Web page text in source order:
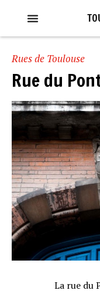
Rues de Toulouse
Rue du
La rue du